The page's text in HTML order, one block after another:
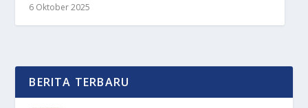
6 Oktober 2025
BERITA TERBARU